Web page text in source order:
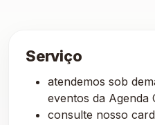
Serviço
atendemos sob
eventos da Agenda
consulte nosso